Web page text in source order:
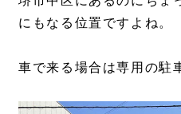
にもなる位置ですよね。
車で来る場合は専用の駐